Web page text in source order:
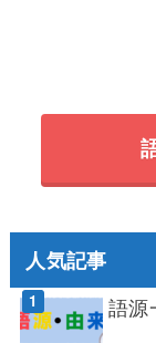
人気記事
語源